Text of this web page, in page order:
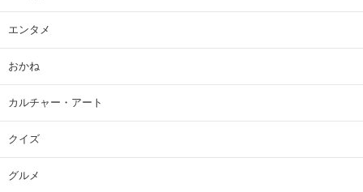
エンタメ
おかね
カルチャー・アート
クイズ
グルメ